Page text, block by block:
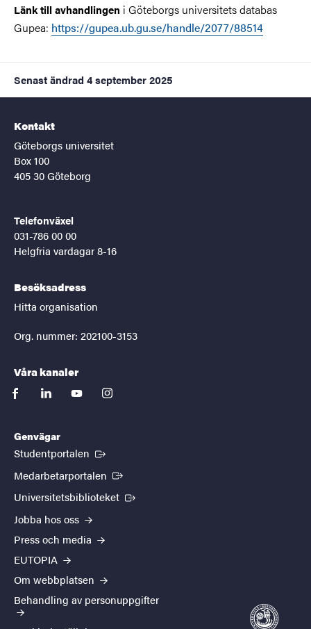
Länk till avhandlingen i Göteborgs universitets databas
Gupea: https://gupea.ub.gu.se/handle/2077/88514
Senast ändrad 4 september 2025
Kontakt
Göteborgs universitet
Box 100
405 30 Göteborg
Telefonväxel
031-786 00 00
Helgfria vardagar 8-16
Besöksadress
Hitta organisation
Org. nummer: 202100-3153
Våra kanaler
facebooklinkedinyoutubeinstagram
Genvägar
Studentportalen (Extern länk)
Medarbetarportalen (Extern länk)
Universitetsbiblioteket (Extern länk)
Jobba hos oss
Press och media
EUTOPIA
Om webbplatsen
Behandling av personuppgifter